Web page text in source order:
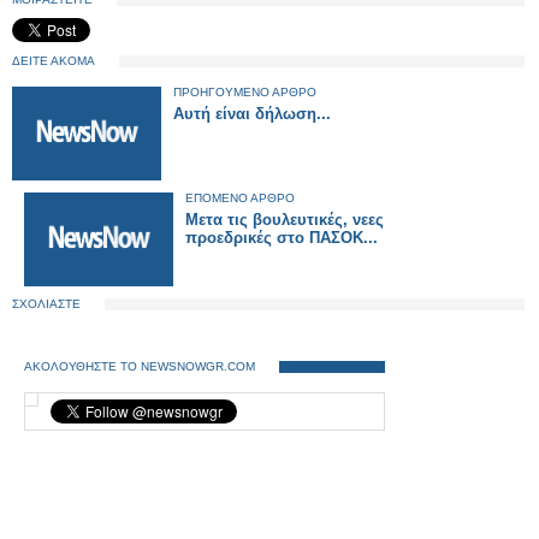
ΔΕΙΤΕ ΑΚΟΜΑ
ΠΡΟΗΓΟΥΜΕΝΟ ΑΡΘΡΟ
Αυτή είναι δήλωση...
ΕΠΟΜΕΝΟ ΑΡΘΡΟ
Μετα τις βουλευτικές, νεες
προεδρικές στο ΠΑΣΟΚ...
ΣΧΟΛΙΑΣΤΕ
ΑΚΟΛΟΥΘΗΣΤΕ ΤΟ NEWSNOWGR.COM